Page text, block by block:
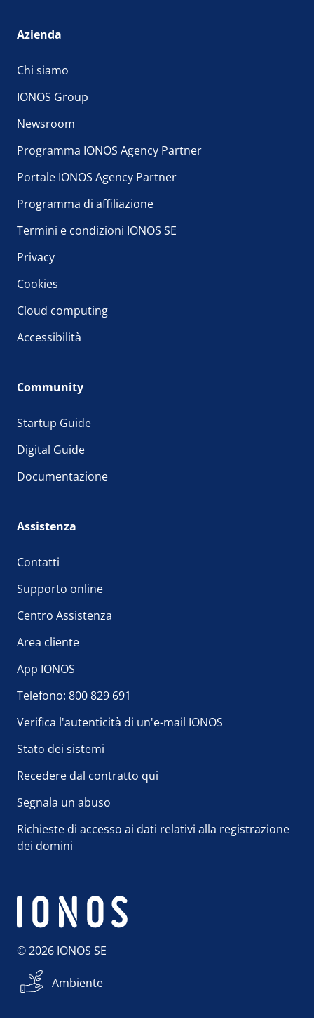
Azienda
Chi siamo
IONOS Group
Newsroom
Programma IONOS Agency Partner
Portale IONOS Agency Partner
Programma di affiliazione
Termini e condizioni IONOS SE
Privacy
Cookies
Cloud computing
Accessibilità
Community
Startup Guide
Digital Guide
Documentazione
Assistenza
Contatti
Supporto online
Centro Assistenza
Area cliente
App IONOS
Telefono: 800 829 691
Verifica l'autenticità di un'e-mail IONOS
Stato dei sistemi
Recedere dal contratto qui
Segnala un abuso
Richieste di accesso ai dati relativi alla registrazione
dei domini
© 2026 IONOS SE
Ambiente